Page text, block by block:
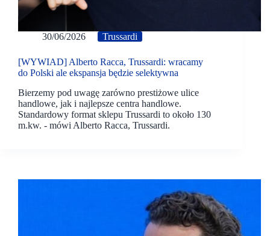
30/06/2026 Trussardi
[WYWIAD] Alberto Racca, Trussardi: wracamy
do Polski ale ekspansja będzie selektywna
Bierzemy pod uwagę zarówno prestiżowe ulice
handlowe, jak i najlepsze centra handlowe.
Standardowy format sklepu Trussardi to około 130
m.kw. - mówi Alberto Racca, Trussardi.